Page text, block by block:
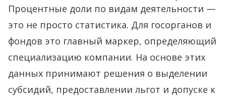
Процентные доли по видам деятельности —
это не просто статистика. Для госорганов и
фондов это главный маркер, определяющий
специализацию компании. На основе этих
данных принимают решения о выделении
субсидий, предоставлении льгот и допуске к